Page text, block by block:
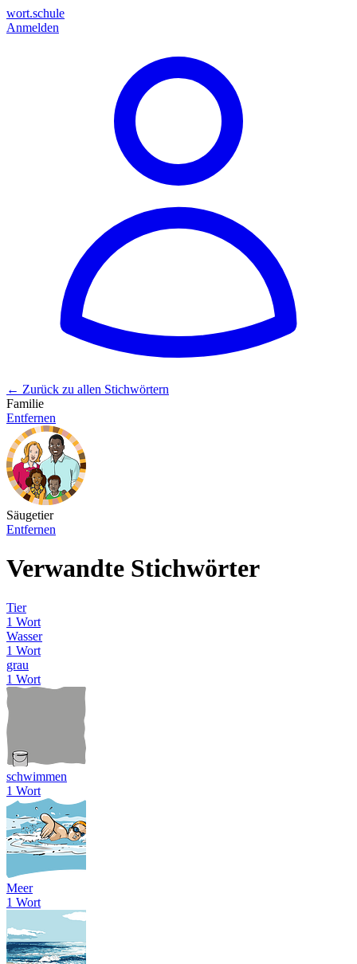
wort.schule
Anmelden
← Zurück zu allen Stichwörtern
Familie
Entfernen
Säugetier
Entfernen
Verwandte Stichwörter
Tier
1 Wort
Wasser
1 Wort
grau
1 Wort
schwimmen
1 Wort
Meer
1 Wort